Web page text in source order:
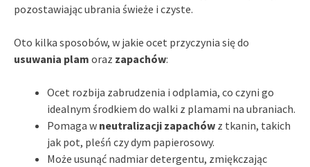
pozostawiając ubrania świeże i czyste.
Oto kilka sposobów, w jakie ocet przyczynia się do
usuwania plam oraz zapachów:
Ocet rozbija zabrudzenia i odplamia, co czyni go
idealnym środkiem do walki z plamami na ubraniach.
Pomaga w neutralizacji zapachów z tkanin, takich
jak pot, pleśń czy dym papierosowy.
Może usunąć nadmiar detergentu, zmiękczając